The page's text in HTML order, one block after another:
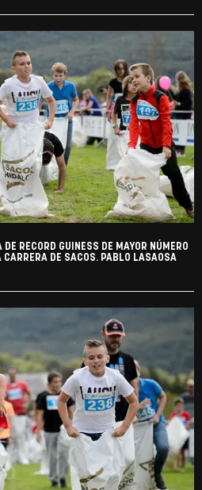
DE RECORD GUINESS DE MAYOR NÚMERO
CARRERA DE SACOS. PABLO LASAOSA